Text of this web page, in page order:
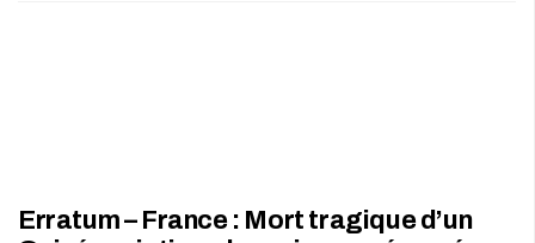
Erratum – France : Mort tragique d’un